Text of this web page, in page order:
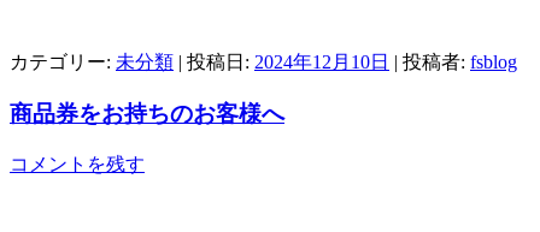
カテゴリー: 未分類 | 投稿日: 2024年12月10日 | 投稿者: fsblog
商品券をお持ちのお客様へ
コメントを残す